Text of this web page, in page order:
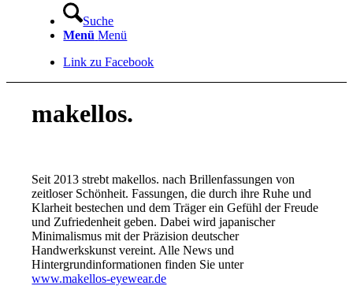
Suche
Menü Menü
Link zu Facebook
makellos.
Seit 2013 strebt makellos. nach Brillenfassungen von
zeitloser Schönheit. Fassungen, die durch ihre Ruhe und
Klarheit bestechen und dem Träger ein Gefühl der Freude
und Zufriedenheit geben. Dabei wird japanischer
Minimalismus mit der Präzision deutscher
Handwerkskunst vereint. Alle News und
Hintergrundinformationen finden Sie unter
www.makellos-eyewear.de